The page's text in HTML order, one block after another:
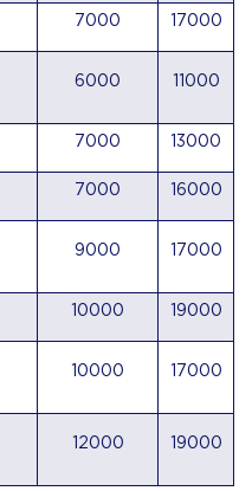
7000 17000
6000 11000
7000 13000
7000 16000
9000 17000
10000 19000
10000 17000
12000 19000